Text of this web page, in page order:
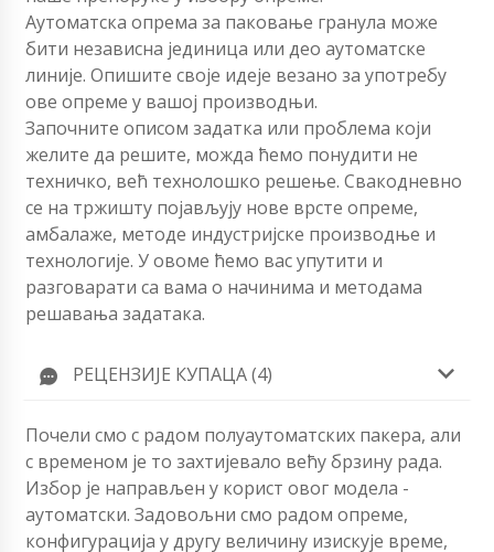
Аутоматска опрема за паковање гранула може
бити независна јединица или део аутоматске
линије. Опишите своје идеје везано за употребу
ове опреме у вашој производњи.
Започните описом задатка или проблема који
желите да решите, можда ћемо понудити не
техничко, већ технолошко решење. Свакодневно
се на тржишту појављују нове врсте опреме,
амбалаже, методе индустријске производње и
технологије. У овоме ћемо вас упутити и
разговарати са вама о начинима и методама
решавања задатака.
РЕЦЕНЗИЈЕ КУПАЦА (4)
Почели смо с радом полуаутоматских пакера, али
с временом је то захтијевало већу брзину рада.
Избор је направљен у корист овог модела -
аутоматски. Задовољни смо радом опреме,
конфигурација у другу величину изискује време,